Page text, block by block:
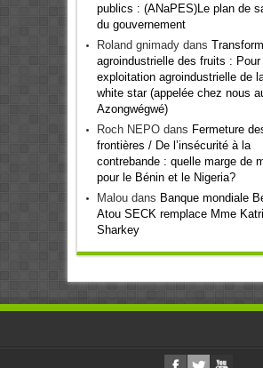
publics : (ANaPES)Le plan de
du gouvernement
Roland gnimadydans
agroindustrielle des fruits : Pour
exploitation agroindustrielle de
white star (appelée chez nous
Azongwégwé)
Roch NEPOdans Fermeture
frontières / De l’insécurité à la
contrebande : quelle marge de
pour le Bénin et le Nigeria?
Maloudans Banque mondiale
Atou SECK remplace Mme
Sharkey